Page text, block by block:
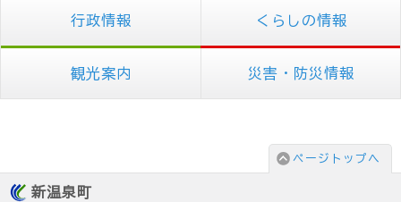
行政情報 くらしの情報
観光案内 災害・防災情報
ページトップへ
新温泉町